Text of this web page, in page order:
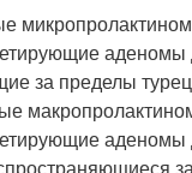
аденомы
за пределы